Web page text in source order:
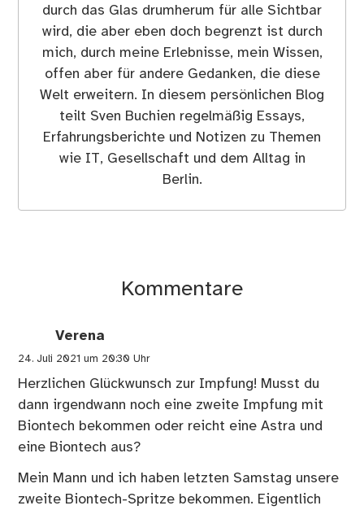
durch das Glas drumherum für alle Sichtbar
wird, die aber eben doch begrenzt ist durch
mich, durch meine Erlebnisse, mein Wissen,
offen aber für andere Gedanken, die diese
Welt erweitern. In diesem persönlichen Blog
teilt Sven Buchien regelmäßig Essays,
Erfahrungsberichte und Notizen zu Themen
wie IT, Gesellschaft und dem Alltag in
Berlin.
Kommentare
Verena
24. Juli 2021 um 20:30 Uhr
Herzlichen Glückwunsch zur Impfung! Musst du
dann irgendwann noch eine zweite Impfung mit
Biontech bekommen oder reicht eine Astra und
eine Biontech aus?
Mein Mann und ich haben letzten Samstag unsere
zweite Biontech-Spritze bekommen. Eigentlich